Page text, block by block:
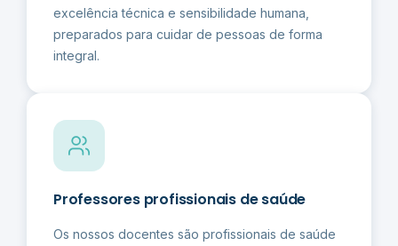
excelência técnica e sensibilidade humana,
preparados para cuidar de pessoas de forma
integral.
Professores profissionais de saúde
Os nossos docentes são profissionais de saúde